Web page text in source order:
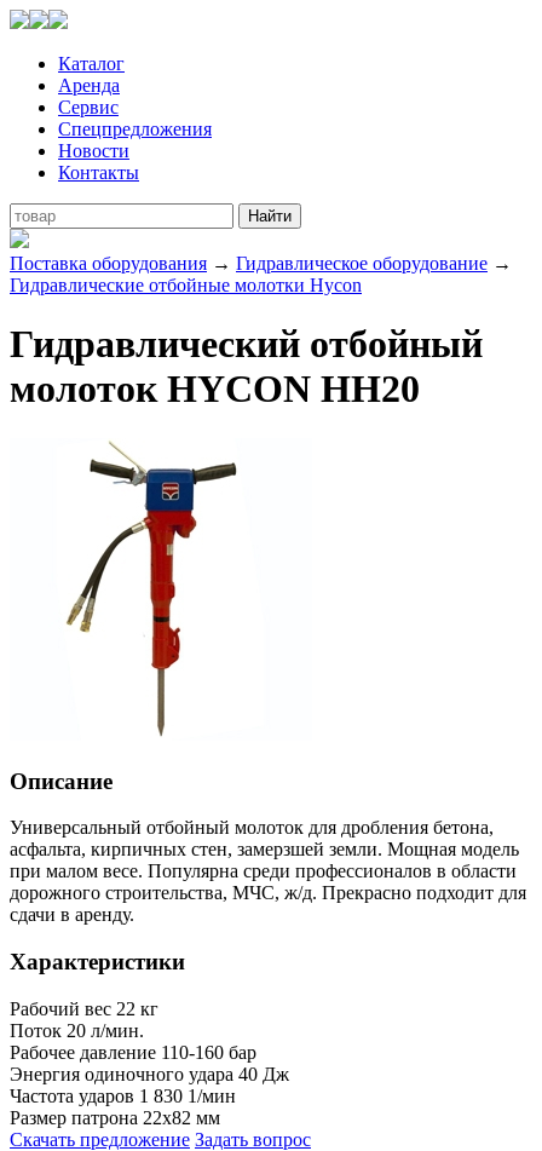
Каталог
Аренда
Сервис
Спецпредложения
Новости
Контакты
Поставка оборудования → Гидравлическое оборудование →
Гидравлические отбойные молотки Hycon
Гидравлический отбойный
молоток HYCON HH20
Описание
Универсальный отбойный молоток для дробления бетона,
асфальта, кирпичных стен, замерзшей земли. Мощная модель
при малом весе. Популярна среди профессионалов в области
дорожного строительства, МЧС, ж/д. Прекрасно подходит для
сдачи в аренду.
Характеристики
Рабочий вес 22 кг
Поток 20 л/мин.
Рабочее давление 110-160 бар
Энергия одиночного удара 40 Дж
Частота ударов 1 830 1/мин
Размер патрона 22х82 мм
Скачать предложение Задать вопрос